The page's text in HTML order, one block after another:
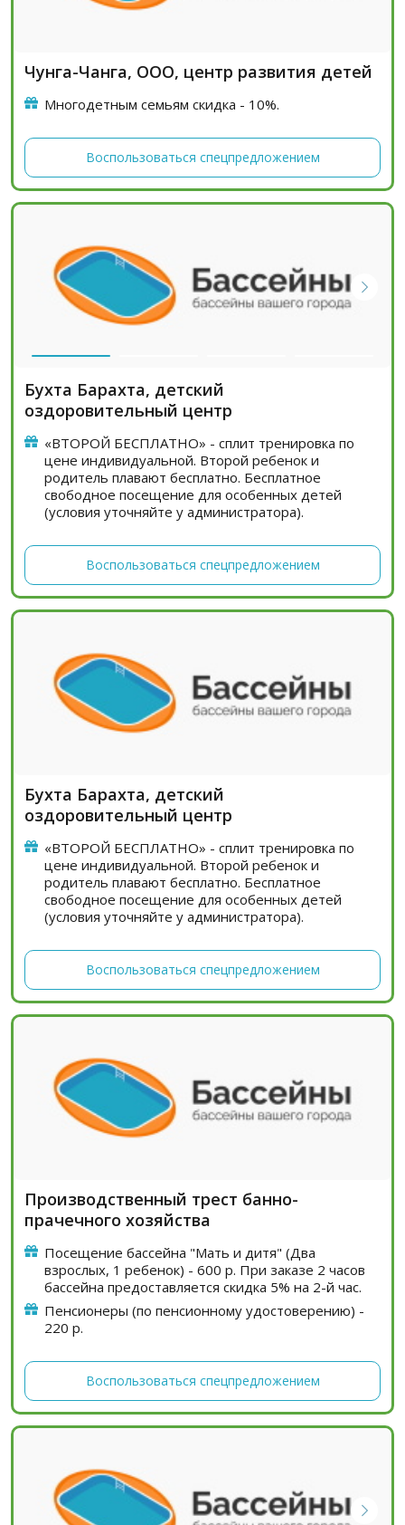
Чунга-Чанга, ООО, центр развития детей
Многодетным семьям скидка - 10%.
Воспользоваться спецпредложением
Бухта Барахта, детский
оздоровительный центр
«ВТОРОЙ БЕСПЛАТНО» - сплит тренировка по
цене индивидуальной. Второй ребенок и
родитель плавают бесплатно. Бесплатное
свободное посещение для особенных детей
(условия уточняйте у администратора).
Воспользоваться спецпредложением
Бухта Барахта, детский
оздоровительный центр
«ВТОРОЙ БЕСПЛАТНО» - сплит тренировка по
цене индивидуальной. Второй ребенок и
родитель плавают бесплатно. Бесплатное
свободное посещение для особенных детей
(условия уточняйте у администратора).
Воспользоваться спецпредложением
Производственный трест банно-
прачечного хозяйства
Посещение бассейна "Мать и дитя" (Два
взрослых, 1 ребенок) - 600 р. При заказе 2 часов
бассейна предоставляется скидка 5% на 2-й час.
Пенсионеры (по пенсионному удостоверению) -
220 р.
Воспользоваться спецпредложением